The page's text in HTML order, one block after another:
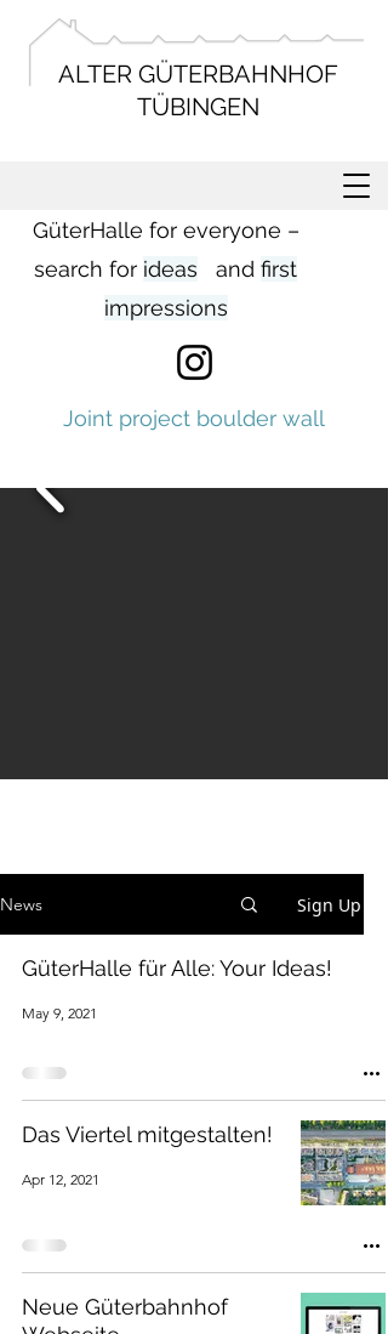
ALTER GÜTERBAHNHOF
TÜBINGEN
GüterHalle for everyone –
search for ideas and first
impressions
Joint project boulder wall
News Sign Up
GüterHalle für Alle: Your Ideas!
May 9, 2021
Das Viertel mitgestalten!
Apr 12, 2021
Neue Güterbahnhof